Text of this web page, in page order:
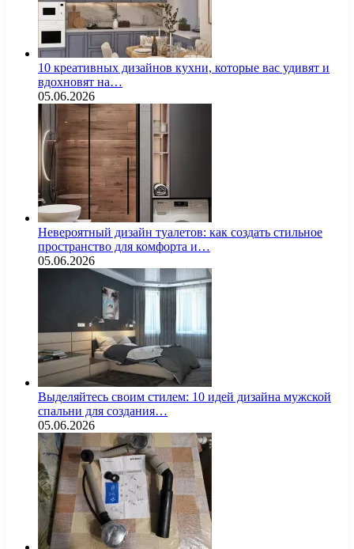
10 креативных дизайнов кухни, которые вас удивят и
вдохновят на…
05.06.2026
Невероятный дизайн туалетов: как создать стильное
пространство для комфорта и…
05.06.2026
Выделяйтесь своим стилем: 10 идей дизайна мужской
спальни для создания…
05.06.2026